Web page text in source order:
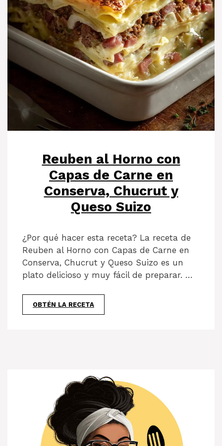
Reuben al Horno con
Capas de Carne en
Conserva, Chucrut y
Queso Suizo
¿Por qué hacer esta receta? La receta de
Reuben al Horno con Capas de Carne en
Conserva, Chucrut y Queso Suizo es un
plato delicioso y muy fácil de preparar. …
OBTÉN LA RECETA